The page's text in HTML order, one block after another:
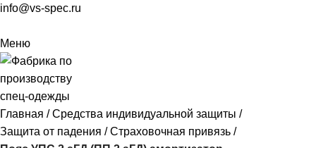
info@vs-spec.ru
Меню
Главная
Средства индивидуальной защиты
Защита от падения
Страховочная привязь